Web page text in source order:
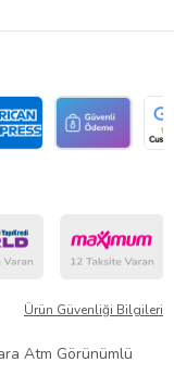
Ürün Güvenliği Bilgileri
Atm Görünümlü